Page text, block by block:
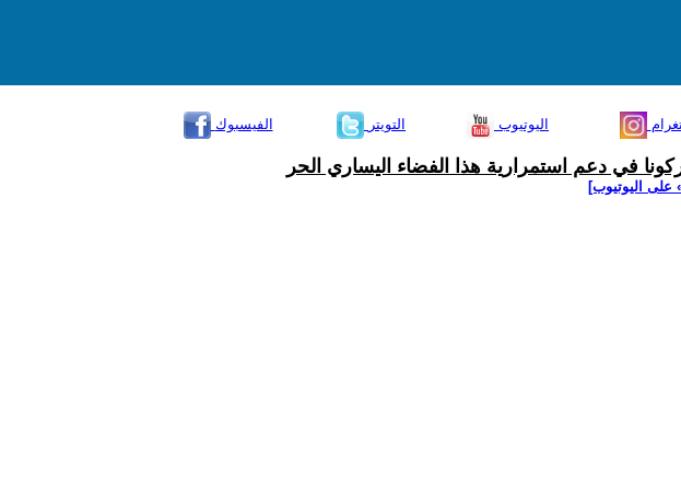
الفيسبوك
التويتر اليوتيوب
في دعم استمرارية هذا الفضاء اليساري الحر
على اليوتيوب]